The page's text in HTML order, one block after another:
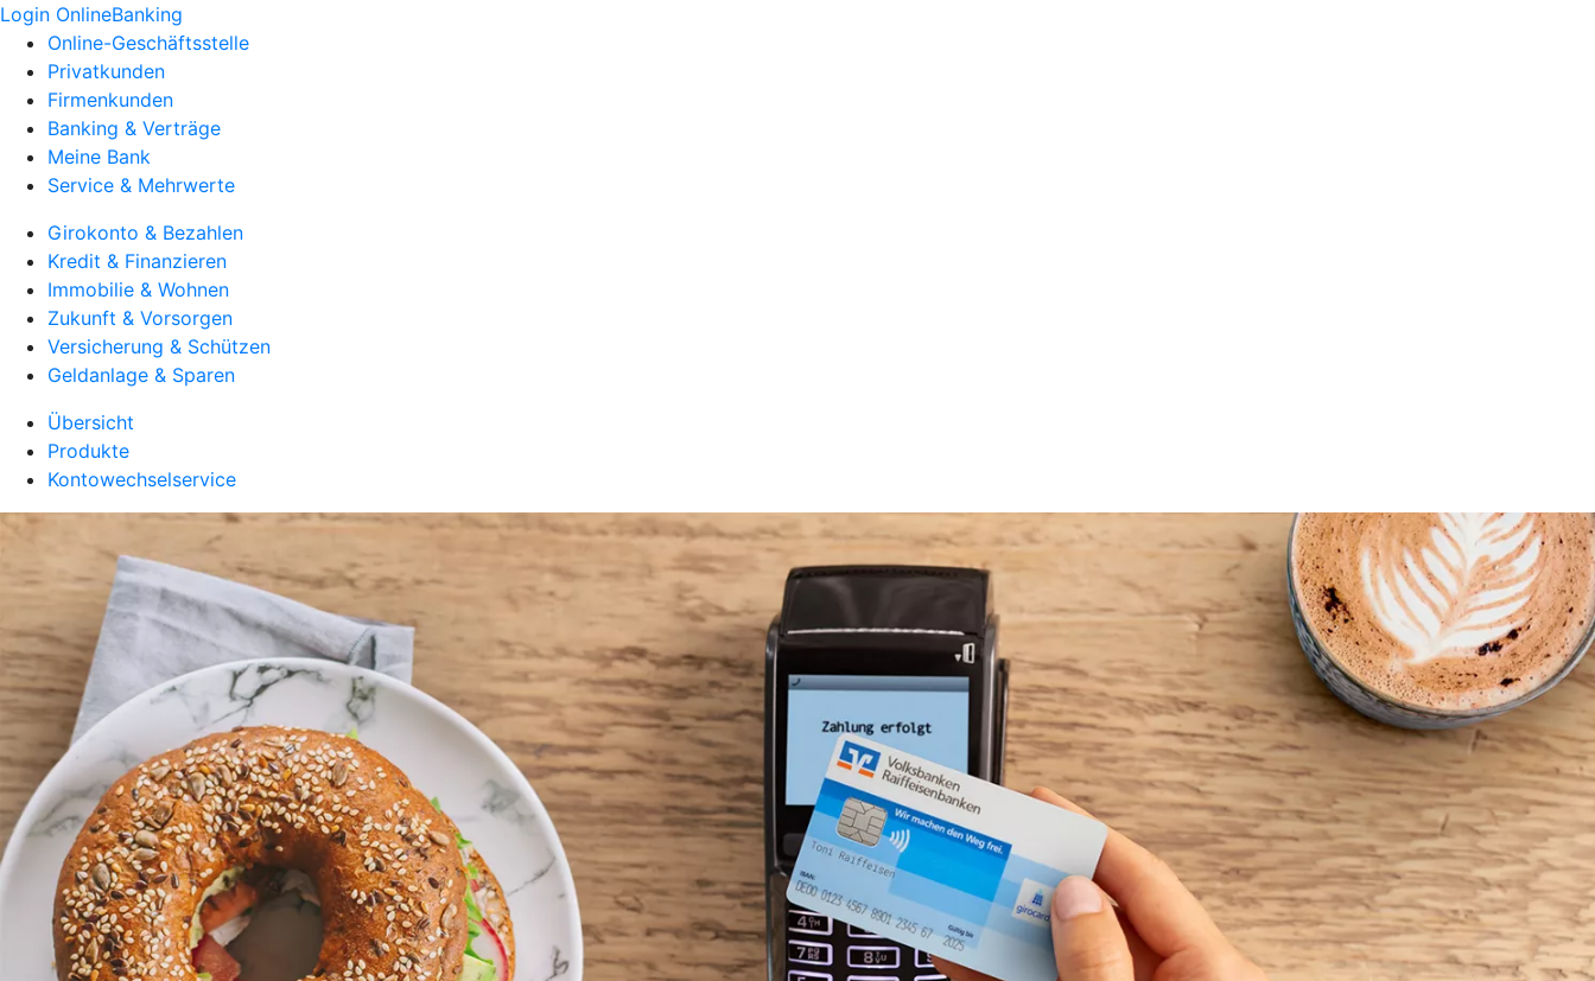
Login OnlineBanking
Online-Geschäftsstelle
Privatkunden
Firmenkunden
Banking & Verträge
Meine Bank
Service & Mehrwerte
Girokonto & Bezahlen
Kredit & Finanzieren
Immobilie & Wohnen
Zukunft & Vorsorgen
Versicherung & Schützen
Geldanlage & Sparen
Übersicht
Produkte
Kontowechselservice